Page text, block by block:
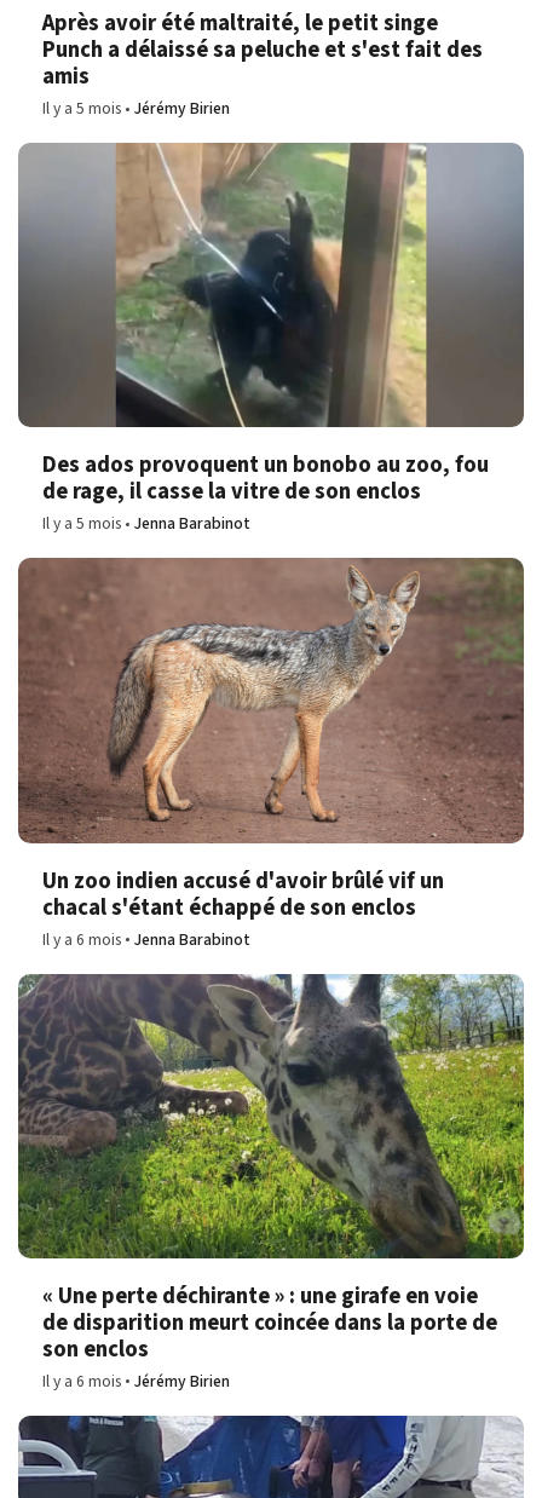
Après avoir été maltraité, le petit singe
Punch a délaissé sa peluche et s'est fait des
amis
Il y a 5 mois Jérémy Birien
Des ados provoquent un bonobo au zoo, fou
de rage, il casse la vitre de son enclos
Il y a 5 mois Jenna Barabinot
Un zoo indien accusé d'avoir brûlé vif un
chacal s'étant échappé de son enclos
Il y a 6 mois Jenna Barabinot
« Une perte déchirante » : une girafe en voie
de disparition meurt coincée dans la porte de
son enclos
Il y a 6 mois Jérémy Birien